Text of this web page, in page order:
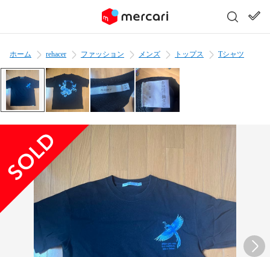
ホーム rehacer ファッション メンズ トップス Tシャツ